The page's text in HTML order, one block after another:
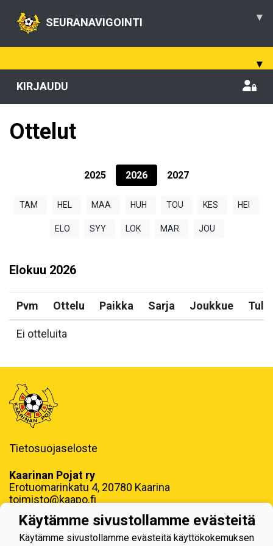
SEURANAVIGOINTI ▾
▾
KIRJAUDU
Ottelut
2025 2026 2027
TAM HEL MAA HUH TOU KES HEI
ELO SYY LOK MAR JOU
Elokuu 2026
Pvm Ottelu Paikka Sarja Joukkue
Ei otteluita
Tietosuojaseloste
Kaarinan Pojat ry
Erotuomarinkatu 4, 20780 Kaarina
toimisto@kaapo.fi
y-tunnus: 1006858-6
Käytämme sivustollamme evästeitä
Käytämme sivustollamme evästeitä käyttökokemuksen